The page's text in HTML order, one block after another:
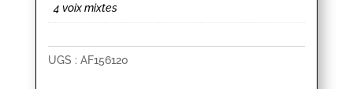
4 voix mixtes
UGS : AF156120